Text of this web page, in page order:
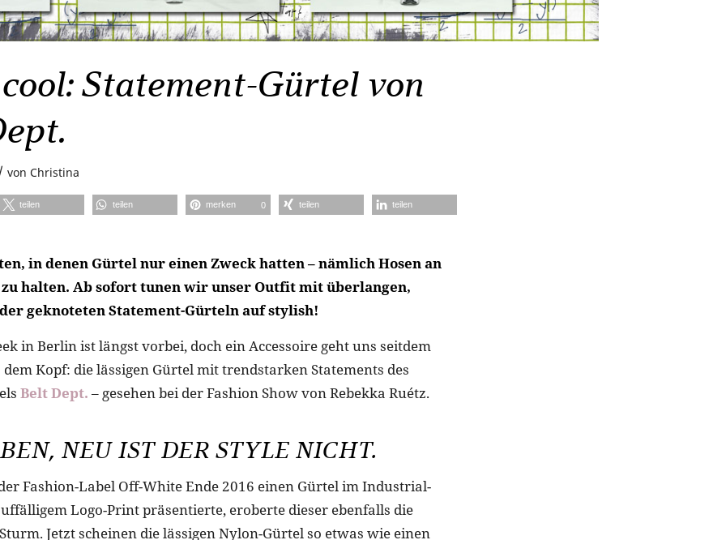
Statement-Gürtel von
von Christina
teilen teilen merken 0 teilen teilen
in denen Gürtel nur einen Zweck hatten – nämlich Hosen an
halten. Ab sofort tunen wir unser Outfit mit überlangen,
geknoteten Statement-Gürteln auf stylish!
in Berlin ist längst vorbei, doch ein Accessoire geht uns seitdem
Kopf: die lässigen Gürtel mit trendstarken Statements des
Belt Dept. – gesehen bei der Fashion Show von Rebekka Ruétz.
NEU IST DER STYLE NICHT.
Fashion-Label Off-White Ende 2016 einen Gürtel im Industrial-
Logo-Print präsentierte, eroberte dieser ebenfalls die
Jetzt scheinen die lässigen Nylon-Gürtel so etwas wie einen